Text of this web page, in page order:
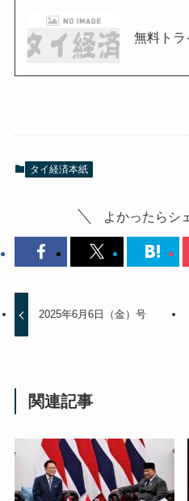
無料トラ
タイ経済本紙
よかったらシ
2025年6月6日（金）号
関連記事